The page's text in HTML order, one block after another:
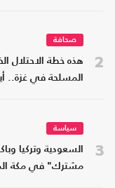
2
صحافة
هذه خطة الاحتلال
المسلحة في غزة..
3
سياسة
السعودية وتركيا
مشترك" في مكة